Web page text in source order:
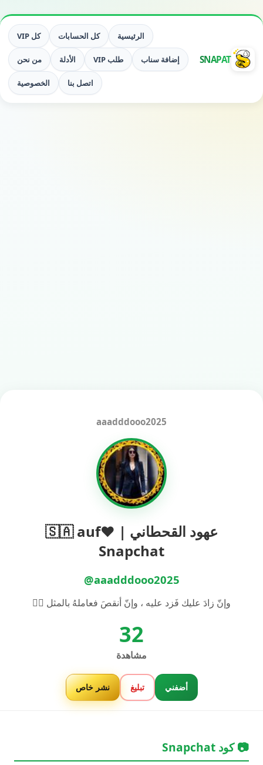
SNAPAT
الرئيسية كل الحسابات كل VIP
إضافة سناب طلب VIP الأدلة من نحن
اتصل بنا الخصوصية
aaadddooo2025
عهود القحطاني | ❤️🇸🇦 auf
Snapchat
@aaadddooo2025
وإنّ زادَ عليك فَزد عليه ، وإنّ أنقصَ فعاملهُ بالمثل 👌🏻
32
مشاهدة
أضفني تبليغ نشر خاص
📷 كود Snapchat